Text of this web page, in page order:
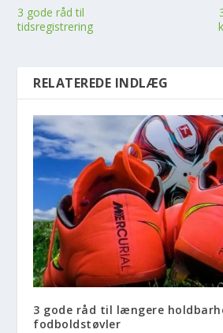
3 gode råd til
tidsregistrering
RELATEREDE INDLÆG
3 gode råd til længere
fodboldstøvler